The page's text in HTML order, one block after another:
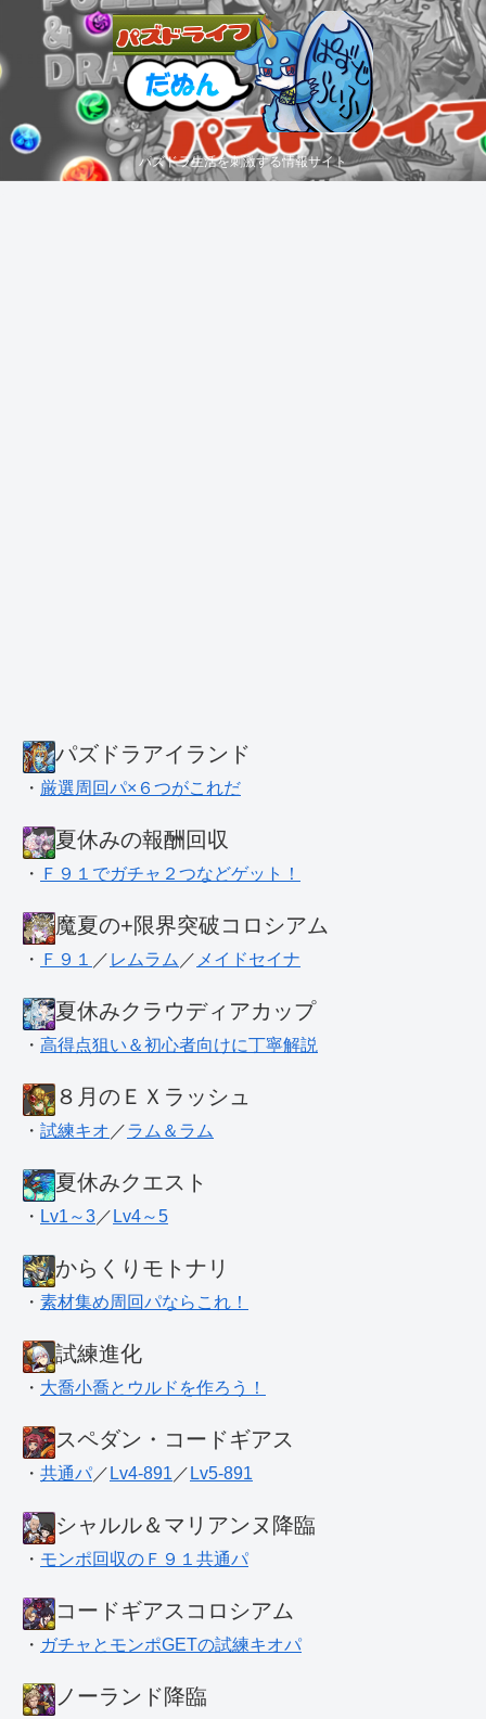
パズドラ生活を刺激する情報サイト
パズドラアイランド
・ 厳選周回パ×６つがこれだ
夏休みの報酬回収
・ Ｆ９１でガチャ２つなどゲット！
魔夏の+限界突破コロシアム
・ Ｆ９１ ／ レムラム ／ メイドセイナ
夏休みクラウディアカップ
・ 高得点狙い＆初心者向けに丁寧解説
８月のＥＸラッシュ
・ 試練キオ ／ラム＆ラム
夏休みクエスト
・ Lv1～3 ／ Lv4～5
からくりモトナリ
・ 素材集め周回パならこれ！
試練進化
・ 大喬小喬とウルドを作ろう！
スペダン・コードギアス
・ 共通パ ／ Lv4-891 ／ Lv5-891
シャルル＆マリアンヌ降臨
・ モンポ回収のＦ９１共通パ
コードギアスコロシアム
・ ガチャとモンポGETの試練キオパ
ノーランド降臨